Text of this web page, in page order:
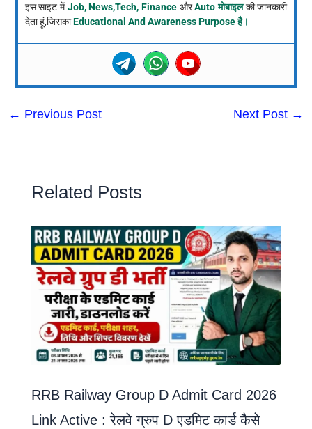
इस साइट मेंJob, News,Tech, Finance औरAuto मोबाइलकी जानकारी
देता हूं,जिसकाEducational And Awareness Purpose है।
← Previous Post Next Post →
Related Posts
RRB Railway Group D Admit Card 2026
Link Active : रेलवे ग्रुप D एडमिट कार्ड कैसे